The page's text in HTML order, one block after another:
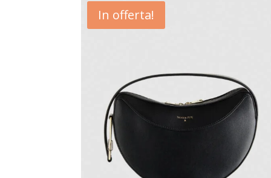
In offerta!